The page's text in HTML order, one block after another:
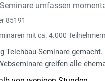
umfassen
85191
mit ca. 4.000 Teilnehmern
Teichbau-Seminare
greifen alle